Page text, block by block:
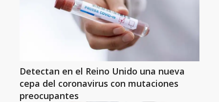
Detectan en el Reino Unido una nueva
cepa del coronavirus con mutaciones
preocupantes